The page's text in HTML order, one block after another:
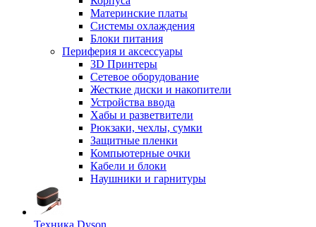
Материнские платы
Системы охлаждения
Блоки питания
Периферия и аксессуары
3D Принтеры
Сетевое оборудование
Жесткие диски и накопители
Устройства ввода
Хабы и разветвители
Рюкзаки, чехлы, сумки
Защитные пленки
Компьютерные очки
Кабели и блоки
Наушники и гарнитуры
Техника Dyson